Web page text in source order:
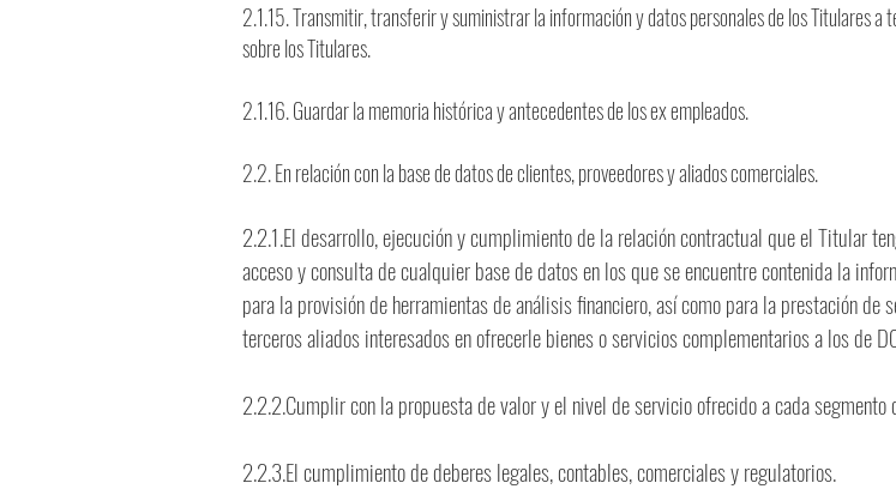
2.1.15. Transmitir, transferir y suministrar la información y datos personales de los Titulares
sobre los Titulares.
2.1.16. Guardar la memoria histórica y antecedentes de los ex empleados.
2.2. En relación con la base de datos de clientes, proveedores y aliados comerciales.
2.2.1.El desarrollo, ejecución y cumplimiento de la relación contractual que el Titular
acceso y consulta de cualquier base de datos en los que se encuentre contenida la
para la provisión de herramientas de análisis financiero, así como para la prestación
terceros aliados interesados en ofrecerle bienes o servicios complementarios a los de
2.2.2.Cumplir con la propuesta de valor y el nivel de servicio ofrecido a cada segmento
2.2.3.El cumplimiento de deberes legales, contables, comerciales y regulatorios.